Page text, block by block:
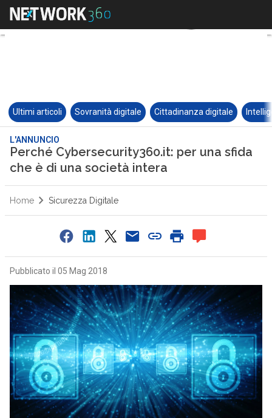
Ultimi articoli Sovranità digitale Cittadinanza digitale
L'ANNUNCIO
Perché Cybersecurity360.it: per una sfida
che è di una società intera
Home Sicurezza Digitale
Pubblicato il 05 Mag 2018